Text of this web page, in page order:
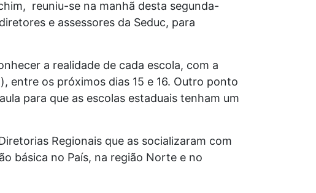
reuniu-se na manhã desta segunda-
e assessores da Seduc, para
a realidade de cada escola, com a
entre os próximos dias 15 e 16. Outro ponto
para que as escolas estaduais tenham um
Regionais que as socializaram com
básica no País, na região Norte e no